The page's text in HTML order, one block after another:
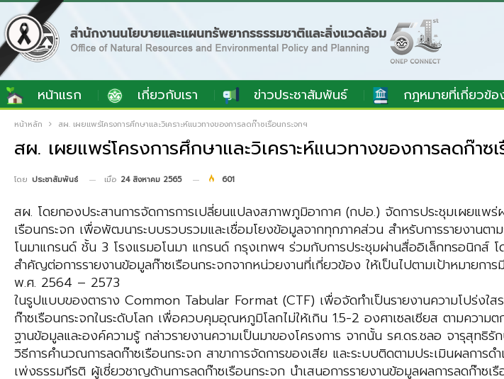
หน้าแรก เกี่ยวกับเรา ข่าวประชาสัมพันธ์ กฎหมายที่เกี่ยวข้อ
หน้าหลัก สผ. เผยแพร่โครงการศึกษาและวิเคราะห์แนวทางของการลดก๊าซเรือนกระจกฯ
สผ. เผยแพร่โครงการศึกษาและวิเคราะห์แนวทางของการลดก๊าซ
โดย ประชาสัมพันธ์ เมื่อ 24 สิงหาคม 2565 601
สผ. โดยกองประสานการจัดการการเปลี่ยนแปลงสภาพภูมิอากาศ (กปอ.) จัดการประชุมเผยแพร่
เรือนกระจก เพื่อพัฒนาระบบรวบรวมและเชื่อมโยงข้อมูลจากทุกภาคส่วน สำหรับการรายงา
โนมาแกรนด์ ชั้น 3 โรงแรมอโนมา แกรนด์ กรุงเทพฯ ร่วมกับการประชุมผ่านสื่ออิเล็กทรอนิกส์
สำคัญต่อการรายงานข้อมูลก๊าซเรือนกระจกจากหน่วยงานที่เกี่ยวข้อง ให้เป็นไปตามเป้าหมา
พ.ศ. 2564 – 2573
ในรูปแบบของตาราง Common Tabular Format (CTF) เพื่อจัดทำเป็นรายงานความโปร่ง
ก๊าซเรือนกระจกในระดับโลก เพื่อควบคุมอุณหภูมิโลกไม่ให้เกิน 1.5-2 องศาเซลเซียส ตามควา
ฐานข้อมูลและองค์ความรู้ กล่าวรายงานความเป็นมาของโครงการ จากนั้น รศ.ดร.ชลอ จารุสุทธิ
วิธีการคำนวณการลดก๊าซเรือนกระจก สาขาการจัดการของเสีย และระบบติดตามประเมินผลกา
เพ่งธรรมกีรติ ผู้เชี่ยวชาญด้านการลดก๊าซเรือนกระจก นำเสนอการรายงานข้อมูลผลการลดก๊าซ